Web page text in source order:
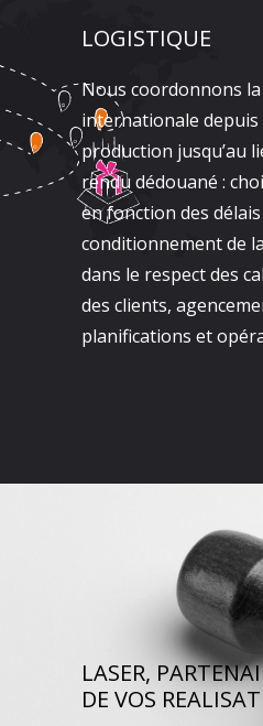
LOGISTIQUE
Nous coordonnons
internationale depuis
production jusqu’au
rendu dédouané :
en fonction des
conditionnement de
dans le respect des
des clients,
planifications et
LASER,
DE VOS